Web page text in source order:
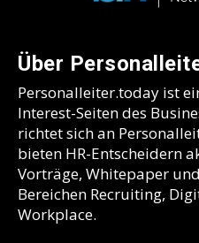
Über
Personalleiter.today ist
Interest-Seiten des
richtet sich an
bieten HR-Entscheidern
Vorträge, Whitepaper
Bereichen Recruiting,
Workplace.